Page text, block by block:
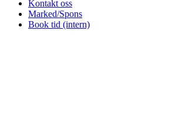
Kontakt oss
Marked/Spons
Book tid (intern)